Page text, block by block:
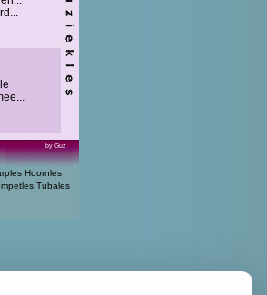
by Guz
Hoornles
Tubales